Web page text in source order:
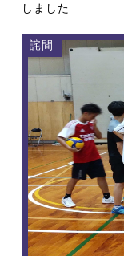
しました
詫間